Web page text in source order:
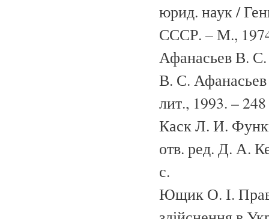
юрид. наук /
СССР. – М.,
Афанасьев В.
В. С.
лит., 1993. –
Каск Л. И.
отв. ред. Д. А.
с.
Ющик О. І.